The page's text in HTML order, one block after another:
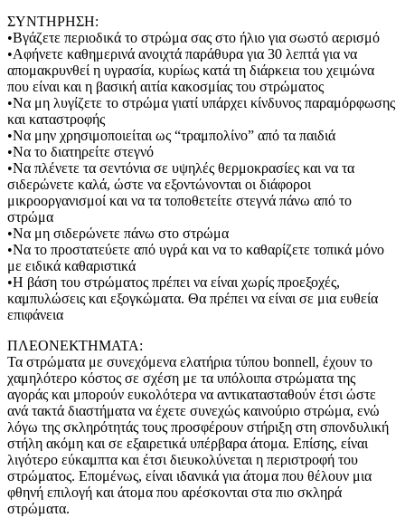
ΣΥΝΤΗΡΗΣΗ:
•Βγάζετε περιοδικά το στρώμα σας στο ήλιο για σωστό αερισμό
•Αφήνετε καθημερινά ανοιχτά παράθυρα για 30 λεπτά για να
απομακρυνθεί η υγρασία, κυρίως κατά τη διάρκεια του χειμώνα
που είναι και η βασική αιτία κακοσμίας του στρώματος
•Να μη λυγίζετε το στρώμα γιατί υπάρχει κίνδυνος παραμόρφωσης
και καταστροφής
•Να μην χρησιμοποιείται ως “τραμπολίνο” από τα παιδιά
•Να το διατηρείτε στεγνό
•Να πλένετε τα σεντόνια σε υψηλές θερμοκρασίες και να τα
σιδερώνετε καλά, ώστε να εξοντώνονται οι διάφοροι
μικροοργανισμοί και να τα τοποθετείτε στεγνά πάνω από το
στρώμα
•Να μη σιδερώνετε πάνω στο στρώμα
•Να το προστατεύετε από υγρά και να το καθαρίζετε τοπικά μόνο
με ειδικά καθαριστικά
•Η βάση του στρώματος πρέπει να είναι χωρίς προεξοχές,
καμπυλώσεις και εξογκώματα. Θα πρέπει να είναι σε μια ευθεία
επιφάνεια
ΠΛΕΟΝΕΚΤΗΜΑΤΑ:
Τα στρώματα με συνεχόμενα ελατήρια τύπου bonnell, έχουν το
χαμηλότερο κόστος σε σχέση με τα υπόλοιπα στρώματα της
αγοράς και μπορούν ευκολότερα να αντικατασταθούν έτσι ώστε
ανά τακτά διαστήματα να έχετε συνεχώς καινούριο στρώμα, ενώ
λόγω της σκληρότητάς τους προσφέρουν στήριξη στη σπονδυλική
στήλη ακόμη και σε εξαιρετικά υπέρβαρα άτομα. Επίσης, είναι
λιγότερο εύκαμπτα και έτσι διευκολύνεται η περιστροφή του
στρώματος. Επομένως, είναι ιδανικά για άτομα που θέλουν μια
φθηνή επιλογή και άτομα που αρέσκονται στα πιο σκληρά
στρώματα.